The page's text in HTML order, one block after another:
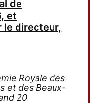
de
et
le directeur,
Royale des
et des Beaux-
20